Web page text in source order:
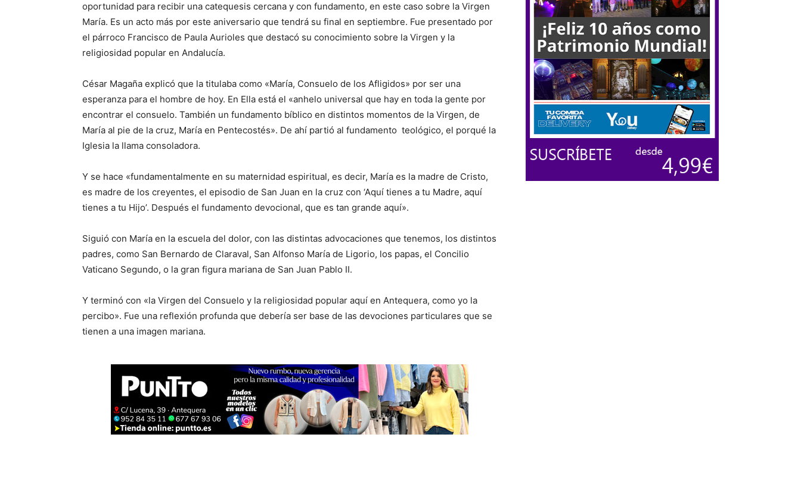
oportunidad para recibir una catequesis cercana y con fundamento, en este caso sobre la Virgen
María. Es un acto más por este aniversario que tendrá su final en septiembre. Fue presentado por
el párroco Francisco de Paula Aurioles que destacó su conocimiento sobre la Virgen y la
religiosidad popular en Andalucía.
César Magaña explicó que la titulaba como «María, Consuelo de los Afligidos» por ser una
esperanza para el hombre de hoy. En Ella está el «anhelo universal que hay en toda la gente por
encontrar el consuelo. También un fundamento bíblico en distintos momentos de la Virgen, de
María al pie de la cruz, María en Pentecostés». De ahí partió al fundamento teológico, el porqué la
Iglesia la llama consoladora.
Y se hace «fundamentalmente en su maternidad espiritual, es decir, María es la madre de Cristo,
es madre de los creyentes, el episodio de San Juan en la cruz con ‘Aquí tienes a tu Madre, aquí
tienes a tu Hijo’. Después el fundamento devocional, que es tan grande aquí».
Siguió con María en la escuela del dolor, con las distintas advocaciones que tenemos, los distintos
padres, como San Bernardo de Claraval, San Alfonso María de Ligorio, los papas, el Concilio
Vaticano Segundo, o la gran figura mariana de San Juan Pablo II.
Y terminó con «la Virgen del Consuelo y la religiosidad popular aquí en Antequera, como yo la
percibo». Fue una reflexión profunda que debería ser base de las devociones particulares que se
tienen a una imagen mariana.